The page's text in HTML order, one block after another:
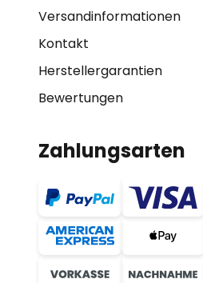
Versandinformationen
Kontakt
Herstellergarantien
Bewertungen
Zahlungsarten